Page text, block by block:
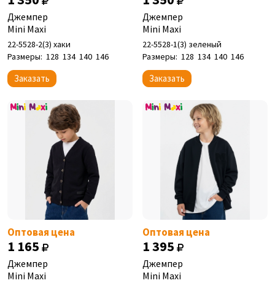
Джемпер
Mini Maxi
22-5528-2(3) хаки
Размеры: 128 134 140 146
Заказать
Джемпер
Mini Maxi
22-5528-1(3) зеленый
Размеры: 128 134 140 146
Заказать
Оптовая цена
1 165
Джемпер
Mini Maxi
Оптовая цена
1 395
Джемпер
Mini Maxi